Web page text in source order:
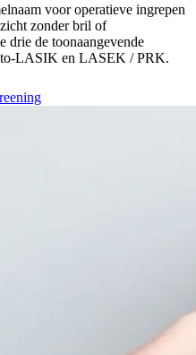
voor operatieve ingrepen
zonder bril of
drie de toonaangevende
LASIK en LASEK / PRK.